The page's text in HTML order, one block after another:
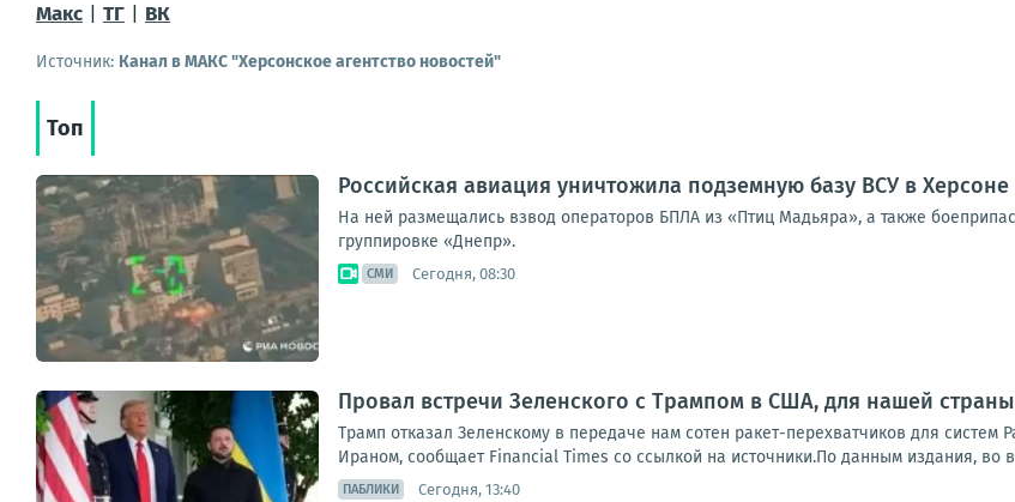
Макс
ТГ ВК
Источник: Канал в МАКС "Херсонское агентство новостей"
Топ
Российская авиация уничтожила подземную базу ВСУ в Херсоне
На ней размещались взвод операторов БПЛА из «Птиц Мадьяра», а также
группировке «Днепр».
СМИ Сегодня, 08:30
Провал встречи Зеленского с Трампом в США, для нашей
Трамп отказал Зеленскому в передаче нам сотен ракет-перехватчиков для
Ираном, сообщает Financial Times со ссылкой на источники.По данным издания, во
ПАБЛИКИ Сегодня, 13:40